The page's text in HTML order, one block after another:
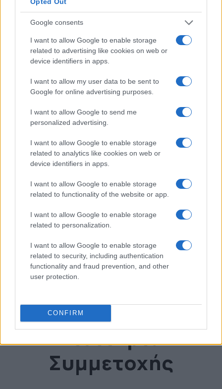
Google consents
I want to allow Google to enable storage
related to advertising like cookies on web or
device identifiers in apps.
I want to allow my user data to be sent to
Google for online advertising purposes.
I want to allow Google to send me
personalized advertising.
I want to allow Google to enable storage
related to analytics like cookies on web or
device identifiers in apps.
I want to allow Google to enable storage
related to functionality of the website or app.
I want to allow Google to enable storage
related to personalization.
I want to allow Google to enable storage
related to security, including authentication
functionality and fraud prevention, and other
user protection.
CONFIRM
Dimitris Papastergiou
Minister of Digital Governance
Alexandra Palli
Deputy Regional Governor for
Entrepreneurship & European
Programming in Attica
Attica Region
Δείτε το OmniCommerce Conference
Εισιτήρια
Συμμετοχής